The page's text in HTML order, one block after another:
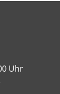
Uhr